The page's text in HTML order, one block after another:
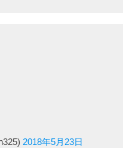
2018年5月23日